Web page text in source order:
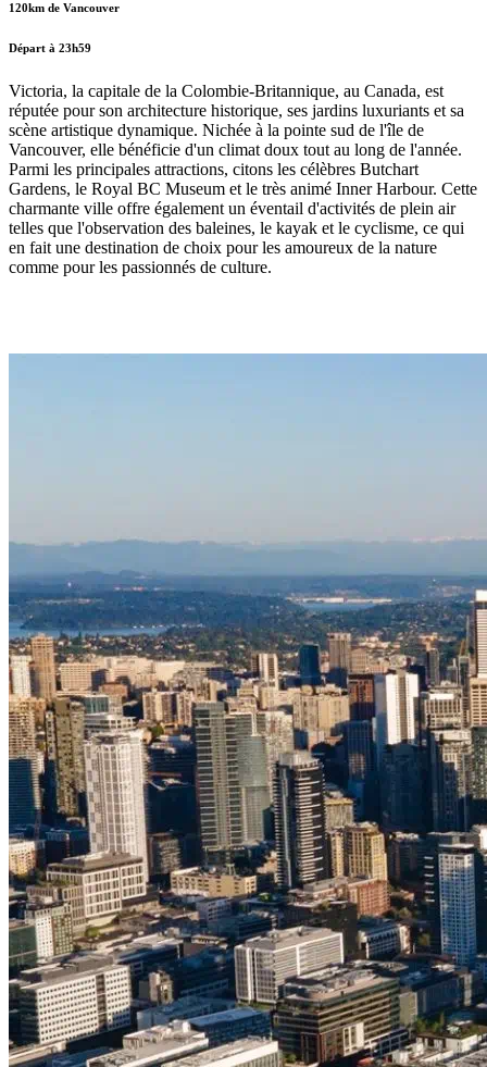
120km de Vancouver
Départ à 23h59
Victoria, la capitale de la Colombie-Britannique, au Canada, est
réputée pour son architecture historique, ses jardins luxuriants et sa
scène artistique dynamique. Nichée à la pointe sud de l'île de
Vancouver, elle bénéficie d'un climat doux tout au long de l'année.
Parmi les principales attractions, citons les célèbres Butchart
Gardens, le Royal BC Museum et le très animé Inner Harbour. Cette
charmante ville offre également un éventail d'activités de plein air
telles que l'observation des baleines, le kayak et le cyclisme, ce qui
en fait une destination de choix pour les amoureux de la nature
comme pour les passionnés de culture.